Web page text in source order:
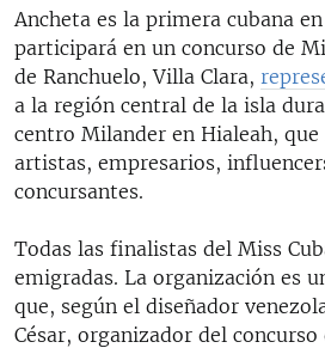
Ancheta es la primera cubana
participará en un concurso de
de Ranchuelo, Villa Clara,
a la región central de la isla
centro Milander en Hialeah,
artistas, empresarios,
concursantes.
Todas las finalistas del Miss
emigradas. La organización es
que, según el diseñador
César, organizador del concurso